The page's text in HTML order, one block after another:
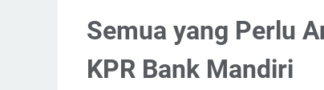
Semua yang Perlu
KPR Bank Mandiri